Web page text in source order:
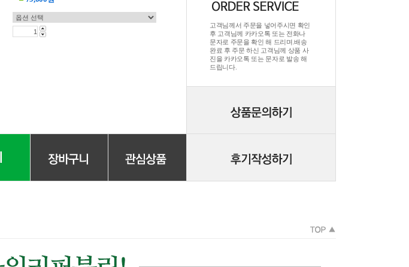
고객님께서 주문을 넣어주시면 확인
후 고객님께 카카오톡 또는 전화나
문자로 주문을 확인 해 드리며.배송
완료 후 주문 하신 고객님께 상품 사
진을 카카오톡 또는 문자로 발송 해
드립니다.